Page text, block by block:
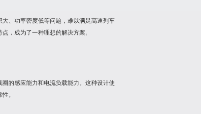
、功率密度低等问题，难以满足高速列车
，成为了一种理想的解决方案。
的感应能力和电流负载能力。这种设计使
。